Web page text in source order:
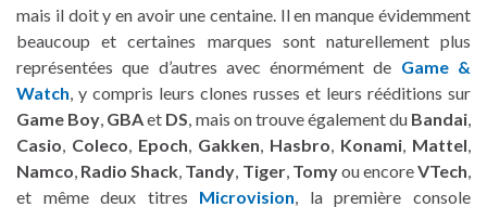
mais il doit y en avoir une centaine. Il en manque évidemment
beaucoup et certaines marques sont naturellement plus
représentées que d’autres avec énormément de Game &
Watch, y compris leurs clones russes et leurs rééditions sur
Game Boy, GBAet DS, mais on trouve également du Bandai,
Casio, Coleco, Epoch, Gakken, Hasbro, Konami, Mattel,
Namco, Radio Shack, Tandy, Tiger, Tomyou encoreVTech,
et même deux titres Microvision, la première console